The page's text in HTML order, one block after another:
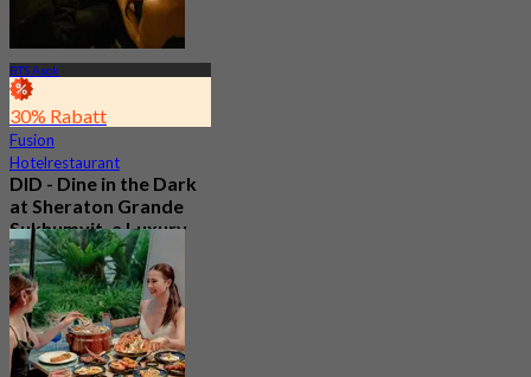
BTS Asok
30% Rabatt
Fusion
Hotelrestaurant
DID - Dine in the Dark
at Sheraton Grande
Sukhumvit, a Luxury
Collection Hotel ,
Bangkok
5.0
328 Gebucht
Aus฿ 1,590